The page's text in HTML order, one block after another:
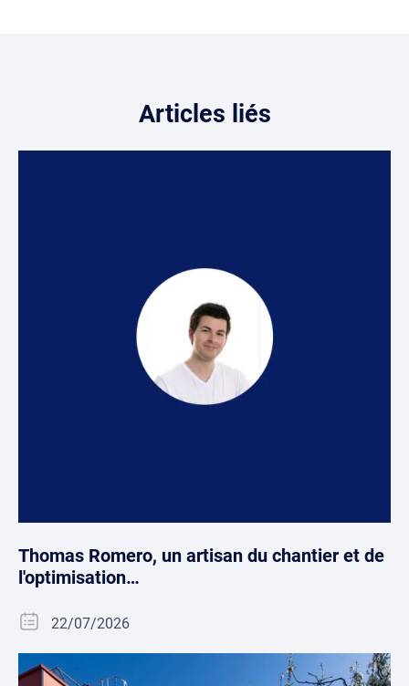
Articles liés
Thomas Romero, un artisan du chantier et de
l'optimisation…
22/07/2026